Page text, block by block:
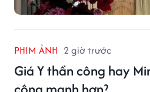
PHIM ẢNH 2 giờ trước
Giá Y thần công hay